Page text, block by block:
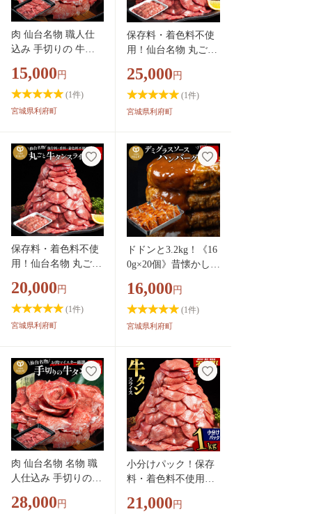
肉 仙台名物 職人仕
込み 手切りの 牛タ
ウ味)〈調味料以外無
添加〉 牛たん スラ
イス 塩仕込み
15,000 円
(1件)
宮城県利府町
保存料・着色料不使
用！仙台名物 丸ごと
g (職人仕込み特製塩
付) 牛たん [牛たん タ
ン塩 肉 仙台 名物]
25,000 円
(1件)
宮城県利府町
保存料・着色料不使
用！仙台名物 丸ごと
(職人仕込み特製塩
付)牛たん [牛たん タ
ン塩 肉 仙台 名物]
20,000 円
(1件)
宮城県利府町
ドドンと3.2kg！《16
0g×20個》昔懐かしい
ンバーグ 肉 洋食 簡
単 大容量 湯煎 湯せ
ん 個包装 [大容量 ハ
せん 洋食 湯煎 個別
包装 小分 お弁当 便
利 お試し]
16,000 円
(1件)
宮城県利府町
肉 仙台名物 名物 職
人仕込み 手切りの
ショウ味)〈調味料以
28,000 円
小分けパック！保存
料・着色料不使用！
ン スライス 1kg（200
21,000 円